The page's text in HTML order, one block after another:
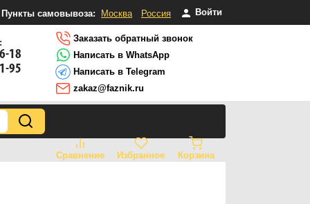
Пункты самовывоза: Москва Россия Войти
18
95
Заказать обратный звонок
Написать в WhatsApp
Написать в Telegram
zakaz@faznik.ru
Сравнение Избранное Корзина